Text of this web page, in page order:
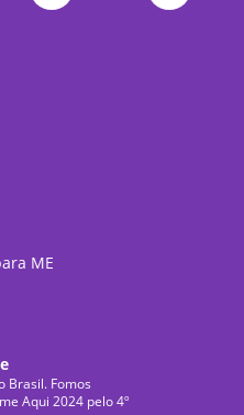
ME
Brasil. Fomos
Aqui 2024 pelo 4º